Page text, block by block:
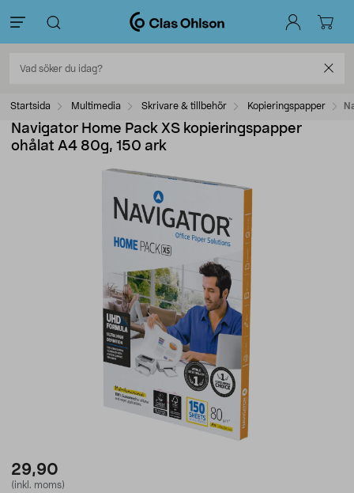
Startsida Multimedia Skrivare & tillbehör Kopieringspapper
Navigator Home Pack XS kopieringspapper
ohålat A4 80g, 150 ark
29,90
(inkl. moms)